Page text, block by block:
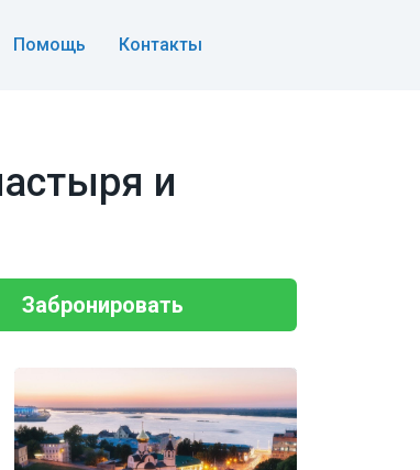
Помощь Контакты
и
Забронировать